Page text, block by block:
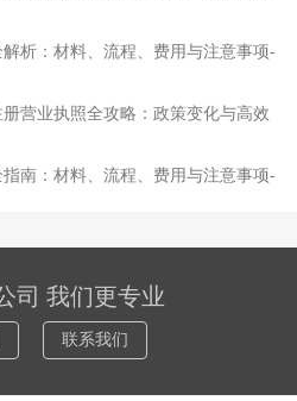
析：材料、流程、费用与注意事项-
营业执照全攻略：政策变化与高效
南：材料、流程、费用与注意事项-
司 我们更专业
联系我们